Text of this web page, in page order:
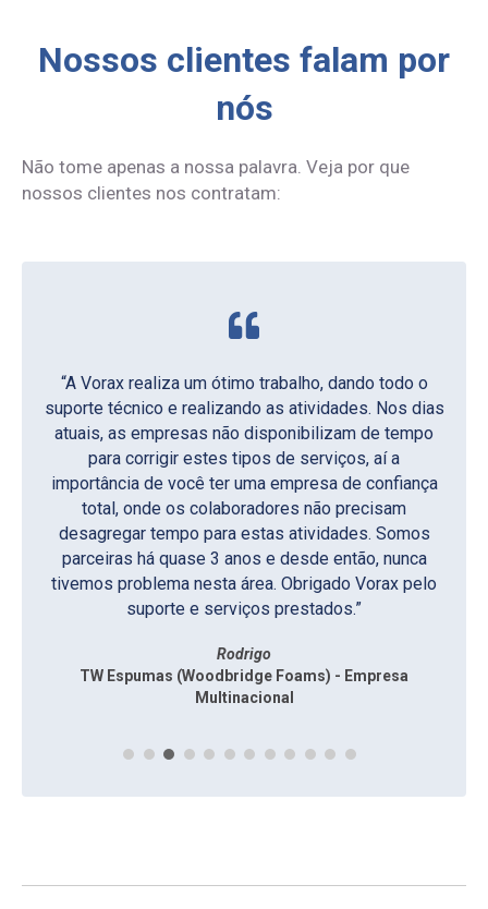
Nossos clientes falam por
nós
Não tome apenas a nossa palavra. Veja por que
nossos clientes nos contratam:
Ana
Supermercados São Vicente
Rafael
TRBR Indústria e Comércio – Empresa Multinacional
“A Vorax realiza um ótimo trabalho, dando todo o
suporte técnico e realizando as atividades. Nos dias
atuais, as empresas não disponibilizam de tempo
para corrigir estes tipos de serviços, aí a
importância de você ter uma empresa de confiança
total, onde os colaboradores não precisam
desagregar tempo para estas atividades. Somos
parceiras há quase 3 anos e desde então, nunca
tivemos problema nesta área. Obrigado Vorax pelo
suporte e serviços prestados.”
Rodrigo
TW Espumas (Woodbridge Foams) - Empresa
Multinacional
Manoel
Santa Casa de Santa Bárbara d’Oeste
Gisela
Kapiton Confecções / Vironda Confecções
Jackson
Refrigerantes Esportivo – Irmãos Parazzi Ltda.
Eliane
Ana Cláudia
Laboratório de Análises Clínicas Lab Clin
Francisco
Indústria Mecânica São Carlos
Regiani
Nova Auxiliar Embalagens
Irineu
Supermercados São Vicente
Rony
RM Embalagens